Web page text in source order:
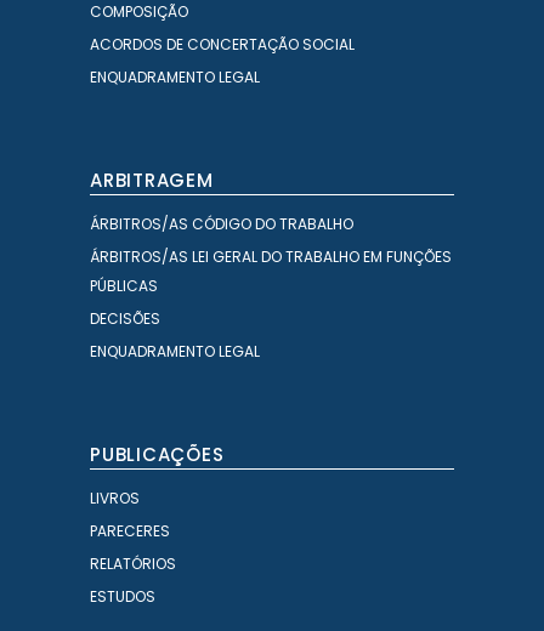
COMPOSIÇÃO
ACORDOS DE CONCERTAÇÃO SOCIAL
ENQUADRAMENTO LEGAL
ARBITRAGEM
ÁRBITROS/AS CÓDIGO DO TRABALHO
ÁRBITROS/AS LEI GERAL DO TRABALHO EM FUNÇÕES
PÚBLICAS
DECISÕES
ENQUADRAMENTO LEGAL
PUBLICAÇÕES
LIVROS
PARECERES
RELATÓRIOS
ESTUDOS